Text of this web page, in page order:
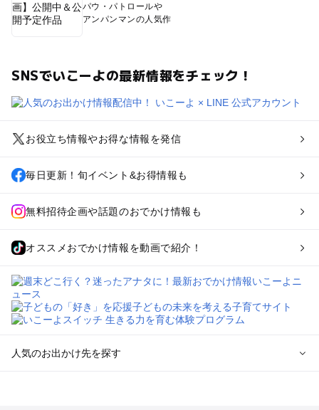
パウ・パトロールや
アンパンマンの人気作
SNSでいこーよの最新情報をチェック！
お役立ち情報やお得な情報を発信
毎日更新！旬イベント&お得情報も
無料招待企画や話題のおでかけ情報も
オススメおでかけ情報を動画で紹介！
人気のお出かけ先を探す